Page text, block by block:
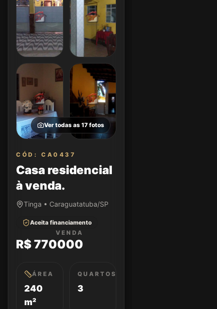
Ver todas as 17 fotos
CÓD: CA0437
Casa residencial
à venda.
Tinga • Caraguatatuba/SP
Aceita financiamento
VENDA
R$ 770000
ÁREA
240
m²
QUARTOS
3